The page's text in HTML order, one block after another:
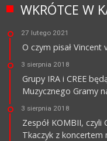
WKRÓTCE W
27 lutego 2021
O czym pisał
3 sierpnia 2018
Grupy IRA i CREE
Muzycznego Gramy
3 sierpnia 2018
Zespół KOMBII, czyli
Tkaczyk z koncertem